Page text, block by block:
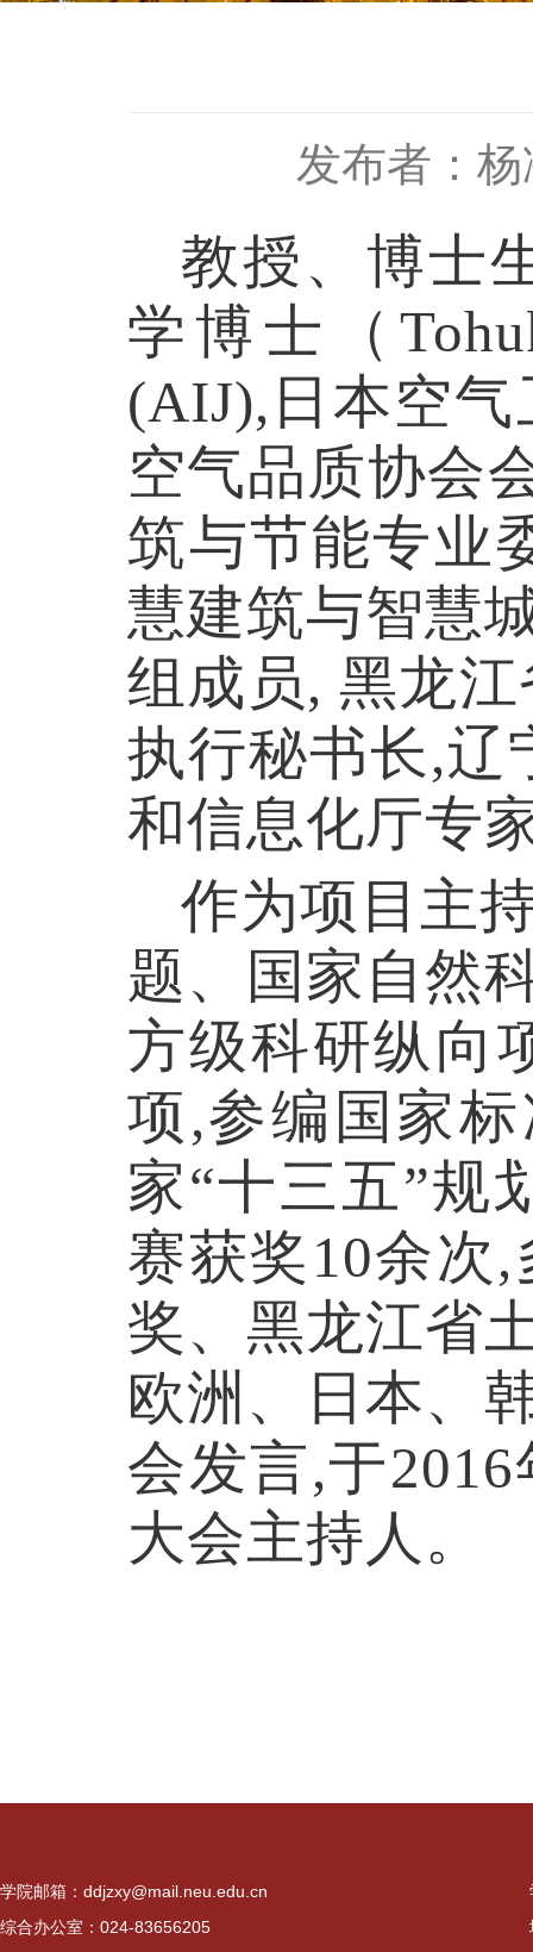
发布者：杨
教授、博士
学博士（
(AIJ),日本空
空气品质协会
筑与节能专业
慧建筑与智慧
组成员, 黑龙
执行秘书长,辽
和信息化厅专
作为项目主
题、国家自然
方级科研纵向
项,参编国家
家“十三五”规
赛获奖10余次
奖、黑龙江省
欧洲、日本、
会发言,于
大会主持人。
学院邮箱：ddjzxy@mail.neu.edu.cn
综合办公室：024-83656205